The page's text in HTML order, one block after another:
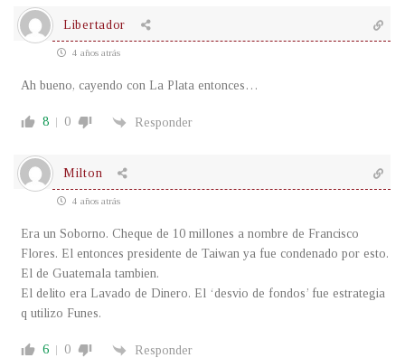
Libertador
4 años atrás
Ah bueno, cayendo con La Plata entonces…
8 0 Responder
Milton
4 años atrás
Era un Soborno. Cheque de 10 millones a nombre de Francisco
Flores. El entonces presidente de Taiwan ya fue condenado por esto.
El de Guatemala tambien.
El delito era Lavado de Dinero. El ‘desvio de fondos’ fue estrategia
q utilizo Funes.
6 0 Responder